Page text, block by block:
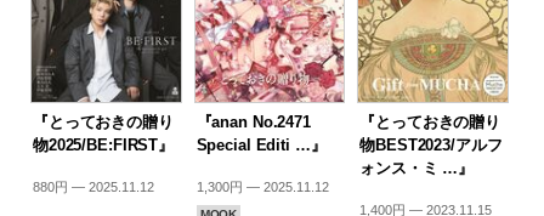
『とっておきの贈り
物2025/BE:FIRST』
880円 — 2025.11.12
『anan No.2471
Special Editi …』
1,300円 — 2025.11.12
『とっておきの贈り
物BEST2023/アルフ
ォンス・ミ …』
1,400円 — 2023.11.15